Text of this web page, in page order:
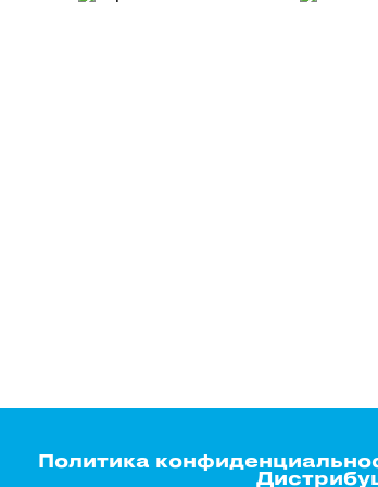
Политика